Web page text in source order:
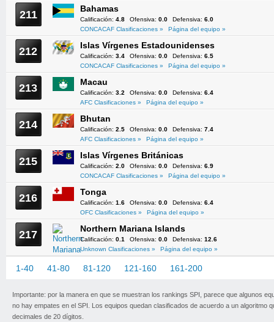
211 Bahamas
Calificación: 4.8 Ofensiva: 0.0 Defensiva: 6.0
CONCACAF Clasificaciones »
Página del equipo »
212 Islas Vírgenes Estadounidenses
Calificación: 3.4 Ofensiva: 0.0 Defensiva: 6.5
CONCACAF Clasificaciones »
Página del equipo »
213 Macau
Calificación: 3.2 Ofensiva: 0.0 Defensiva: 6.4
AFC Clasificaciones »
Página del equipo »
214 Bhutan
Calificación: 2.5 Ofensiva: 0.0 Defensiva: 7.4
AFC Clasificaciones »
Página del equipo »
215 Islas Vírgenes Británicas
Calificación: 2.0 Ofensiva: 0.0 Defensiva: 6.9
CONCACAF Clasificaciones »
Página del equipo »
216 Tonga
Calificación: 1.6 Ofensiva: 0.0 Defensiva: 6.4
OFC Clasificaciones »
Página del equipo »
217 Northern Mariana Islands
Calificación: 0.1 Ofensiva: 0.0 Defensiva: 12.6
Unknown Clasificaciones »
Página del equipo »
1-40 41-80 81-120 121-160 161-200
Importante: por la manera en que se muestran los rankings SPI, parece que algunos
no hay empates en el SPI. Los equipos quedan clasificados de acuerdo a un algoritmo
decimales de 20 dígitos.